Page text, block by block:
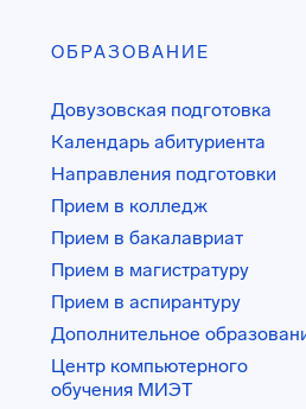
ОБРАЗОВАНИЕ
Довузовская подготовка
Календарь абитуриента
Направления подготовки
Прием в колледж
Прием в бакалавриат
Прием в магистратуру
Прием в аспирантуру
Дополнительное
Центр компьютерного
обучения МИЭТ